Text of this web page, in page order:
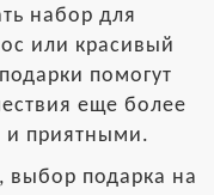
набор для
или красивый
помогут
еще более
приятными.
выбор подарка на